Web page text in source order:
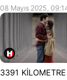
08 Mayıs 2025,
3391